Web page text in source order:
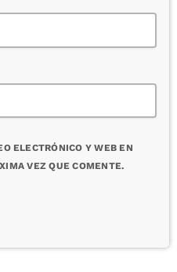
ELECTRÓNICO Y WEB EN
VEZ QUE COMENTE.